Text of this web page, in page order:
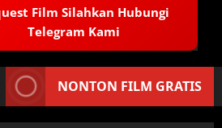
Film Silahkan Hubungi
Telegram Kami
NONTON FILM GRATIS